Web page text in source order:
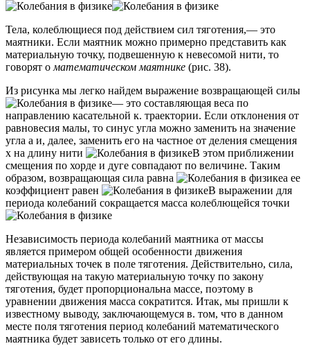
Тела, колеблющиеся под действием сил тяготения,— это
маятники. Если маятник можно примерно представить как
материальную точку, подвешенную к невесомой нити, то
говорят о математическом маятнике (рис. 38).
Из рисунка мы легко найдем выражение возвращающей силы
— это составляющая веса по
направлению касательной к. траектории. Если отклонения от
равновесия малы, то синус угла можно заменить на значение
угла а и, далее, заменить его на частное от деления смещения
х на длину нити
В этом приближении
смещения по хорде и дуге совпадают по величине. Таким
образом, возвращающая сила равна
а ее
коэффициент равен
В выражении для
периода колебаний сокращается масса колеблющейся точки
Независимость периода колебаний маятника от массы
является примером общей особенности движения
материальных точек в поле тяготения. Действительно, сила,
действующая на такую материальную точку по закону
тяготения, будет пропорциональна массе, поэтому в
уравнении движения масса сократится. Итак, мы пришли к
известному выводу, заключающемуся в. том, что в данном
месте поля тяготения период колебаний математического
маятника будет зависеть только от его длины.